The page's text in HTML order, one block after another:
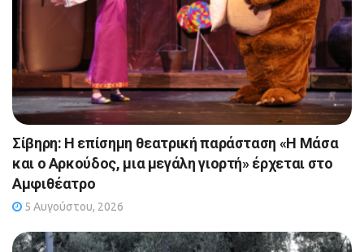
Σίβηρη: Η επίσημη θεατρική παράσταση «Η Μάσα
και ο Αρκούδος, μια μεγάλη γιορτή» έρχεται στο
Αμφιθέατρο
5 Αυγούστου, 2026